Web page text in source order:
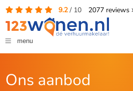
9.2/ 10 2077reviews
menu
Ons aanbod